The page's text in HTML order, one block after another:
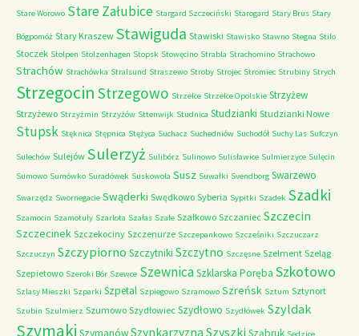
Stare Worowo Stare Załubice Stargard Szczeciński Starogard Stary Brus Stary
Bógpomóż Stary Kraszew Stawiguda Stawiski Stawisko Stawno Stegna Stilo
Stoczek Stolpen Stolzenhagen Stopsk Stowęcino Strabla Strachomino Strachowo
Strachów Strachówka Stralsund Straszewo Stroby Strojec Stromiec Strubiny Strych
Strzegocin Strzegowo Strzelce Strzelce Opolskie Strzyżew
Strzyżewo Strzyżmin Strzyżów Sttenwijk Studnica Studzianki Studzianki Nowe
Stupsk Stęknica Stępnica Stężyca Suchacz Suchedniów Suchodół Suchy Las Sufczyn
Sulechów Sulejów Sulerzyż Sulibórz Sulinowo Sulisławice Sulmierzyce Sulęcin
Sumowo Sumówko Suradówek Suskowola Susz Suwałki Svendborg Swarzewo
Swarzędz Swornegacie Swąderki Swędkowo Syberia Sypitki Szadek Szadki
Szamocin Szamotuły Szarlota Szałas Szałe Szałkowo Szczaniec Szczecin
Szczecinek Szczekociny Szczenurze Szczepankowo Szcześniki Szczuczarz
Szczuczyn Szczypiorno Szczytniki Szczytno Szczęsne Szelment Szeląg
Szepietowo Szeroki Bór Szewce SzewnicaSzklarska Poręba Szkotowo
Szlasy Mieszki Szparki Szpetal Szpiegowo Szramowo Szreńsk Sztum Sztynort
Szubin Szulmierz Szumowo Szydłowiec Szydłowo Szydłówek Szyldak
Szymaki SzymanówSzynkarzyzna Szyszki Sząbruk